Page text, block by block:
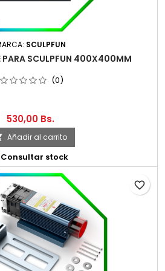
SCULPFUN
PARA SCULPFUN 400X400MM
(0)
530,00 Bs.
Añadir al carrito
Consultar stock
favorite_border